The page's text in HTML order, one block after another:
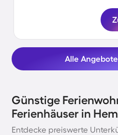
Alle
Günstige
Ferienhäuser in
Entdecke preiswerte